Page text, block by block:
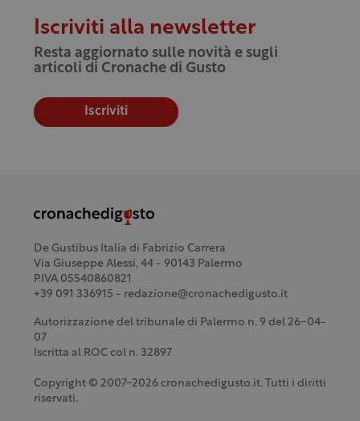
Iscriviti alla newsletter
Resta aggiornato sulle novità e sugli
articoli di Cronache di Gusto
Iscriviti
De Gustibus Italia di Fabrizio Carrera
Via Giuseppe Alessi, 44 - 90143 Palermo
P.IVA 05540860821
+39 091 336915 - redazione@cronachedigusto.it
Autorizzazione del tribunale di Palermo n. 9 del 26-04-
07
Iscritta al ROC col n. 32897
Copyright © 2007-2026 cronachedigusto.it. Tutti i diritti
riservati.